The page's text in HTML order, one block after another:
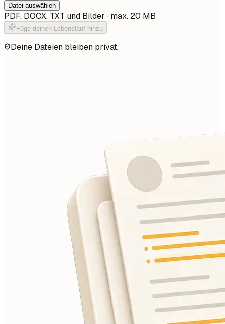
Datei auswählen
PDF, DOCX, TXT und Bilder · max. 20 MB
Füge deinen Lebenslauf hinzu
Deine Dateien bleiben privat.